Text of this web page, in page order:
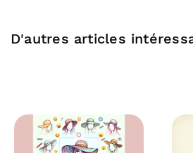
D'autres articles